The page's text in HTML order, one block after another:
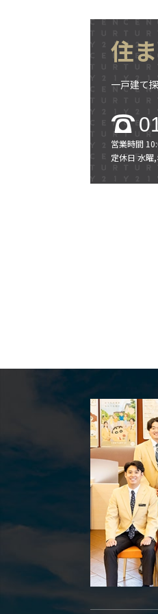
住
一戸建て
営業時間
定休日 水曜